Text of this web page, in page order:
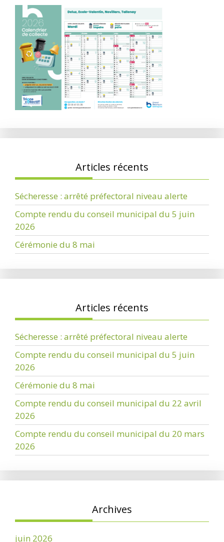
Articles récents
Sécheresse : arrêté préfectoral niveau alerte
Compte rendu du conseil municipal du 5 juin
2026
Cérémonie du 8 mai
Articles récents
Sécheresse : arrêté préfectoral niveau alerte
Compte rendu du conseil municipal du 5 juin
2026
Cérémonie du 8 mai
Compte rendu du conseil municipal du 22 avril
2026
Compte rendu du conseil municipal du 20 mars
2026
Archives
juin 2026